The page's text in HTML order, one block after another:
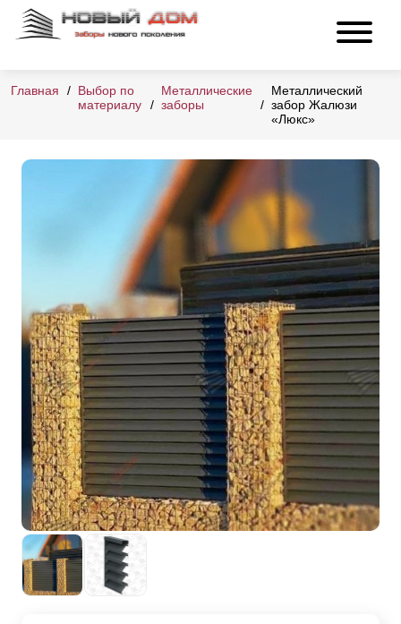
Главная
Выбор по
материалу
Металлические
заборы
Металлический
забор Жалюзи
«Люкс»